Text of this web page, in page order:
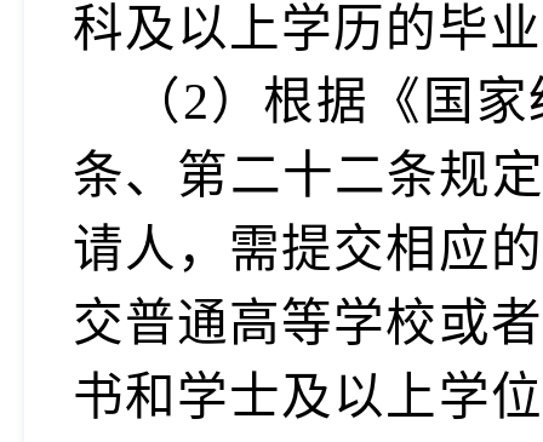
科及以上学历的
（2）根据《国
条、第二十二条规
请人，需提交相应
交普通高等学校或
书和学士及以上学